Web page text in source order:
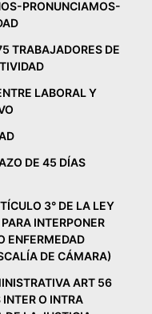
PRONUNCIAMOS-
TRABAJADORES DE
LABORAL Y
DE 45 DÍAS
3° DE LA LEY
INTERPONER
ENFERMEDAD
DE CÁMARA)
ART 56
O INTRA